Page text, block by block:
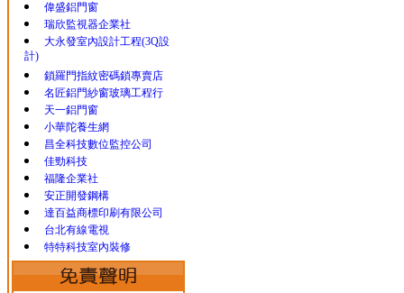
偉盛鋁門窗
瑞欣監視器企業社
大永發室內設計工程(3Q設
計)
鎖羅門指紋密碼鎖專賣店
名匠鋁門紗窗玻璃工程行
天一鋁門窗
小華陀養生網
昌全科技數位監控公司
佳勁科技
福隆企業社
安正開發鋼構
達百益商標印刷有限公司
台北有線電視
特特科技室內裝修